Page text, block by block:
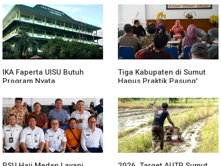
IKA Faperta UISU Butuh
Program Nyata
Tiga Kabupaten di Sumut
Hapus Praktik Pasung'